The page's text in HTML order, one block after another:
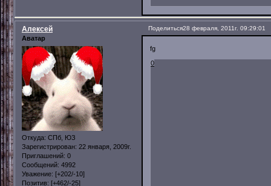
Поделиться28 февраля, 2011г. 09:29:01
Алексей
Аватар
Откуда: СПб, ЮЗ
Зарегистрирован: 22 января, 2009г.
Приглашений: 0
Сообщений: 4992
Уважение: [+202/-10]
Позитив: [+462/-25]
fg
0